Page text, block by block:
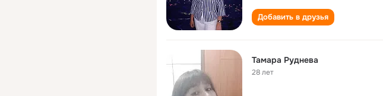
Добавить в друзья
Тамара Руднева
28 лет